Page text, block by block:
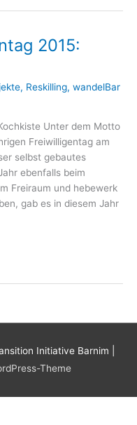
2015:
, Reskilling, wandelBar
Unter dem Motto
Freiwilligentag am
selbst gebautes
ebenfalls beim
Freiraum und hebewerk
gab es in diesem Jahr
Initiative Barnim
Theme